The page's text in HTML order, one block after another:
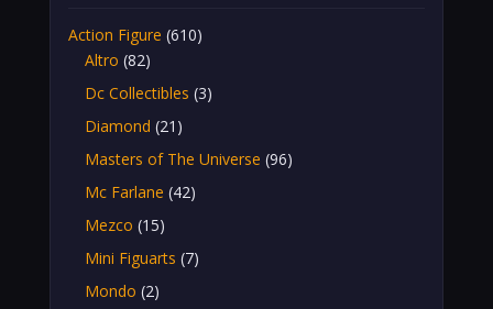
Action Figure (610)
Altro (82)
Dc Collectibles (3)
Diamond (21)
Masters of The Universe (96)
Mc Farlane (42)
Mezco (15)
Mini Figuarts (7)
Mondo (2)